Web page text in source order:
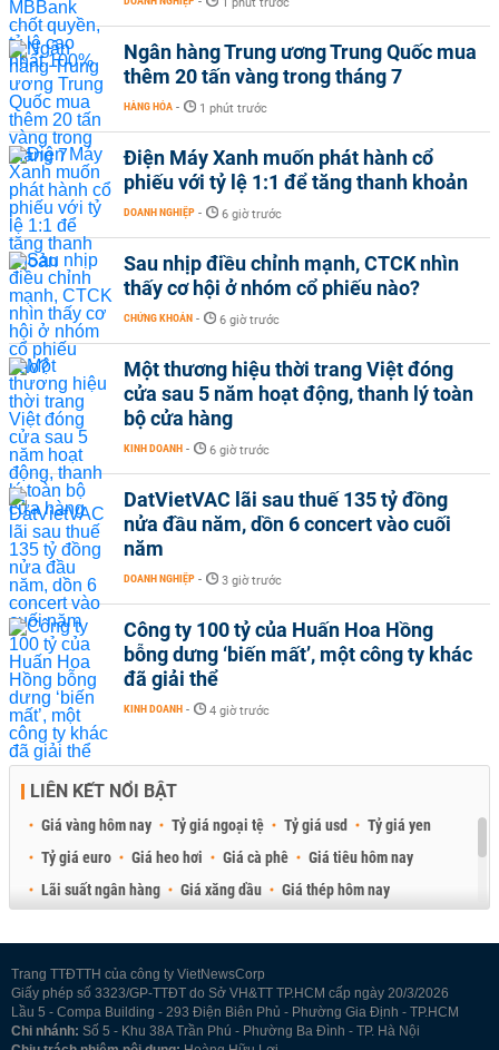
Ngân hàng Trung ương Trung Quốc mua
thêm 20 tấn vàng trong tháng 7
HÀNG HÓA - 1 phút trước
Điện Máy Xanh muốn phát hành cổ
phiếu với tỷ lệ 1:1 để tăng thanh khoản
DOANH NGHIỆP - 6 giờ trước
Sau nhịp điều chỉnh mạnh, CTCK nhìn
thấy cơ hội ở nhóm cổ phiếu nào?
CHỨNG KHOÁN - 6 giờ trước
Một thương hiệu thời trang Việt đóng
cửa sau 5 năm hoạt động, thanh lý toàn
bộ cửa hàng
KINH DOANH - 6 giờ trước
DatVietVAC lãi sau thuế 135 tỷ đồng
nửa đầu năm, dồn 6 concert vào cuối
năm
DOANH NGHIỆP - 3 giờ trước
Công ty 100 tỷ của Huấn Hoa Hồng
bỗng dưng ‘biến mất’, một công ty khác
đã giải thể
KINH DOANH - 4 giờ trước
LIÊN KẾT NỔI BẬT
Giá vàng hôm nay Tỷ giá ngoại tệ Tỷ giá usd
Tỷ giá yen
Tỷ giá euro
Giá heo hơi Giá cà phê
Giá tiêu hôm nay
Lãi suất ngân hàng
Giá xăng dầu
Giá thép hôm nay
Trang TTĐTTH của công ty VietNewsCorp
Giấy phép số 3323/GP-TTĐT do Sở VH&TT TP.HCM cấp ngày 20/3/2026
Lầu 5 - Compa Building - 293 Điện Biên Phủ - Phường Gia Định - TP.HCM
Chi nhánh: Số 5 - Khu 38A Trần Phú - Phường Ba Đình - TP. Hà Nội